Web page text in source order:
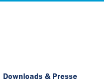
Downloads & Presse